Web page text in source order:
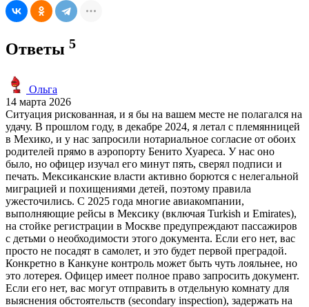
Ответы 5
Ольга
14 марта 2026
Ситуация рискованная, и я бы на вашем месте не полагался на
удачу. В прошлом году, в декабре 2024, я летал с племянницей
в Мехико, и у нас запросили нотариальное согласие от обоих
родителей прямо в аэропорту Бенито Хуареса. У нас оно
было, но офицер изучал его минут пять, сверял подписи и
печать. Мексиканские власти активно борются с нелегальной
миграцией и похищениями детей, поэтому правила
ужесточились. С 2025 года многие авиакомпании,
выполняющие рейсы в Мексику (включая Turkish и Emirates),
на стойке регистрации в Москве предупреждают пассажиров
с детьми о необходимости этого документа. Если его нет, вас
просто не посадят в самолет, и это будет первой преградой.
Конкретно в Канкуне контроль может быть чуть лояльнее, но
это лотерея. Офицер имеет полное право запросить документ.
Если его нет, вас могут отправить в отдельную комнату для
выяснения обстоятельств (secondary inspection), задержать на